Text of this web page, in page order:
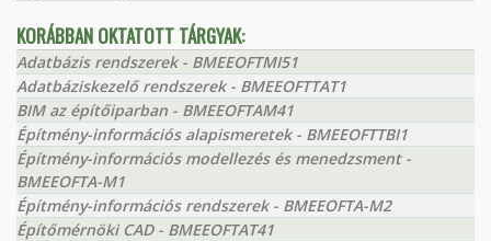
KORÁBBAN OKTATOTT TÁRGYAK:
Adatbázis rendszerek - BMEEOFTMI51
Adatbáziskezelő rendszerek - BMEEOFTTAT1
BIM az építőiparban - BMEEOFTAM41
Építmény-információs alapismeretek - BMEEOFTTBI1
Építmény-információs modellezés és menedzsment -
BMEEOFTA-M1
Építmény-információs rendszerek - BMEEOFTA-M2
Építőmérnöki CAD - BMEEOFTAT41